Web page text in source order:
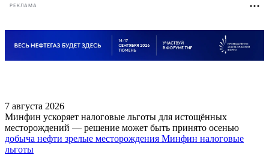
РЕКЛАМА
7 августа 2026
Минфин ускоряет налоговые льготы для истощённых
месторождений — решение может быть принято осенью
добыча нефти зрелые месторождения Минфин налоговые
льготы